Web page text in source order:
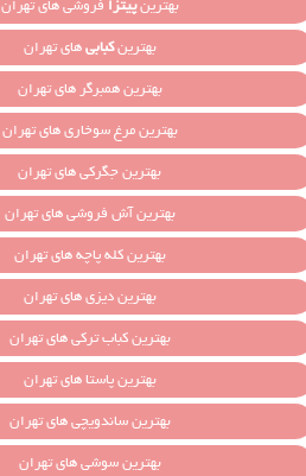
بهترینپیتزا فروشی های تهران
بهترینکبابیهای تهران
بهترین همبرگر های تهران
بهترین مرغ سوخاری های تهران
بهترین جگرکی های تهران
بهترین آش فروشی های تهران
بهترین کله پاچه های تهران
بهترین دیزی های تهران
بهترین کباب ترکی های تهران
بهترین پاستا های تهران
بهترین ساندویچی های تهران
بهترین سوشی های تهران